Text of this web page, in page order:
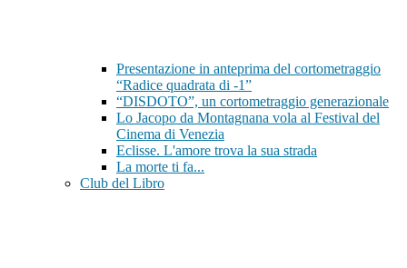
Presentazione in anteprima del cortometraggio
“Radice quadrata di -1”
“DISDOTO”, un cortometraggio generazionale
Lo Jacopo da Montagnana vola al Festival del
Cinema di Venezia
Eclisse. L'amore trova la sua strada
La morte ti fa...
Club del Libro